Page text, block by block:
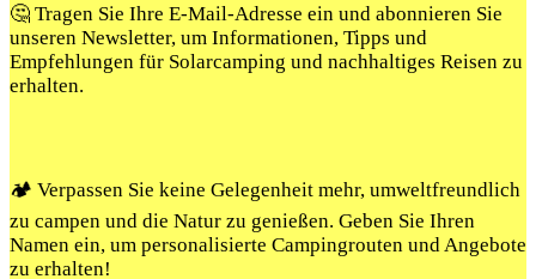
🤔 Tragen Sie Ihre E-Mail-Adresse ein und abonnieren Sie
unseren Newsletter, um Informationen, Tipps und
Empfehlungen für Solarcamping und nachhaltiges Reisen zu
erhalten.
🏕️ Verpassen Sie keine Gelegenheit mehr, umweltfreundlich
zu campen und die Natur zu genießen. Geben Sie Ihren
Namen ein, um personalisierte Campingrouten und Angebote
zu erhalten!